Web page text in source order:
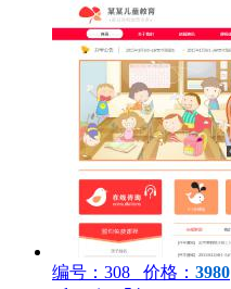
编号：308 价格： 3980